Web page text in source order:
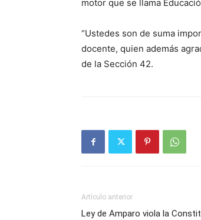
motor que se llama
“Ustedes son de suma
docente, quien además
de la Sección 42.
Artículo anterior
Ley de Amparo viola la